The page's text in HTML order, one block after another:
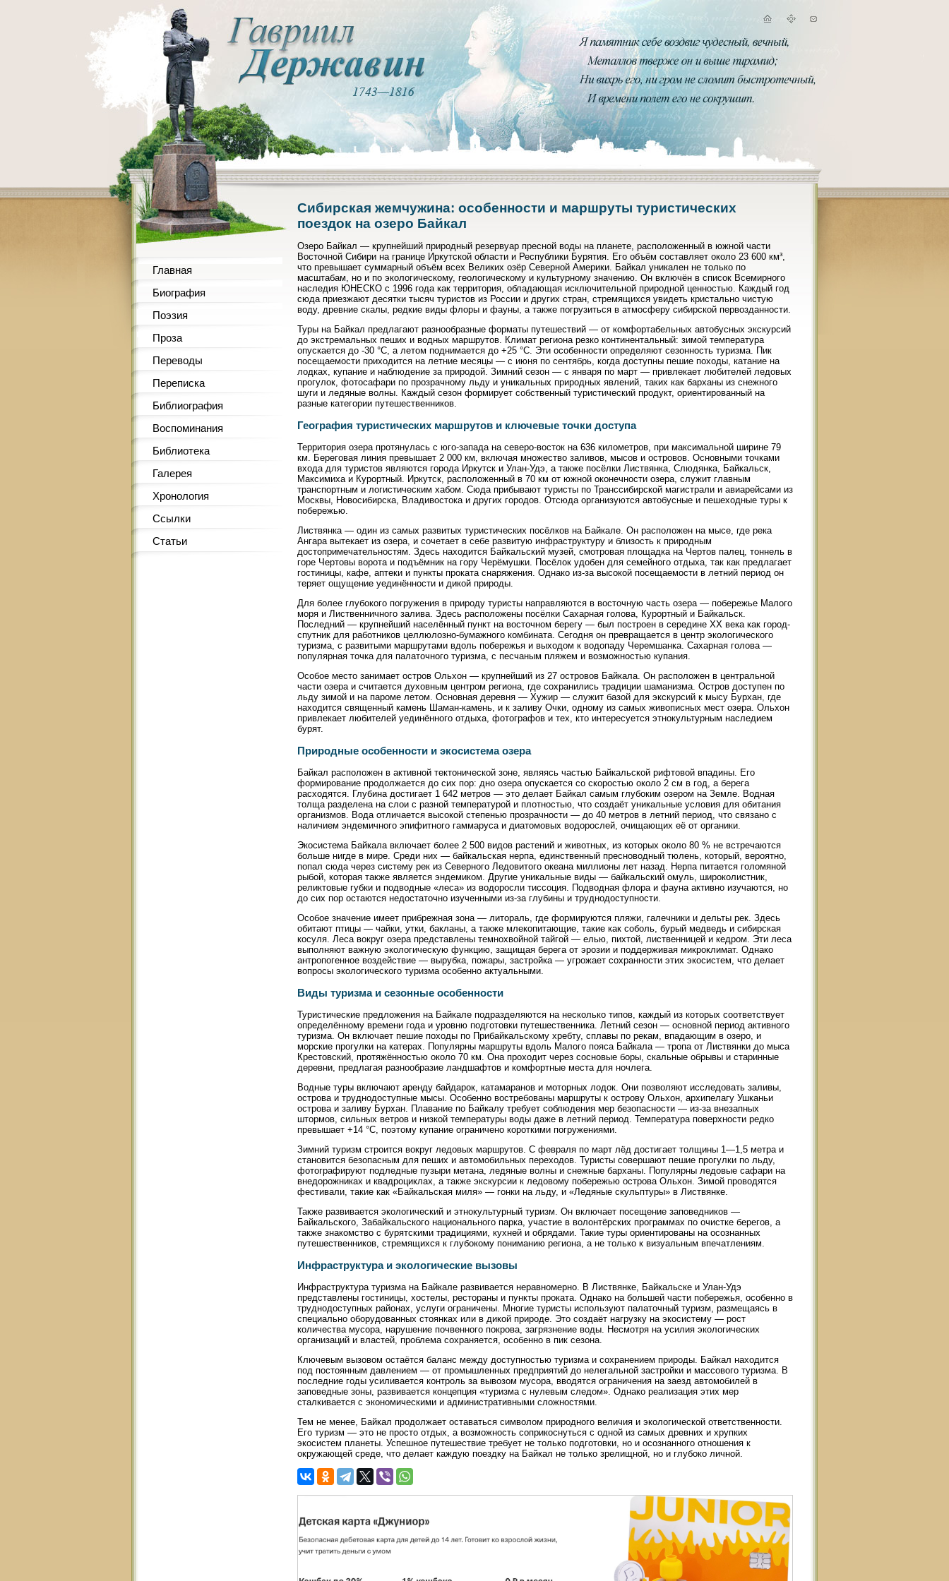
Главная
Биография
Поэзия
Проза
Переводы
Переписка
Библиография
Воспоминания
Библиотека
Галерея
Хронология
Ссылки
Статьи
Сибирская жемчужина: особенности и маршруты туристических
поездок на озеро Байкал
Озеро Байкал — крупнейший природный резервуар пресной воды на планете, расположенный в южной части
Восточной Сибири на границе Иркутской области и Республики Бурятия. Его объём составляет около 23 600 км³,
что превышает суммарный объём всех Великих озёр Северной Америки. Байкал уникален не только по
масштабам, но и по экологическому, геологическому и культурному значению. Он включён в список Всемирного
наследия ЮНЕСКО с 1996 года как территория, обладающая исключительной природной ценностью. Каждый год
сюда приезжают десятки тысяч туристов из России и других стран, стремящихся увидеть кристально чистую
воду, древние скалы, редкие виды флоры и фауны, а также погрузиться в атмосферу сибирской первозданности.
Туры на Байкал предлагают разнообразные форматы путешествий — от комфортабельных автобусных экскурсий
до экстремальных пеших и водных маршрутов. Климат региона резко континентальный: зимой температура
опускается до -30 °C, а летом поднимается до +25 °C. Эти особенности определяют сезонность туризма. Пик
посещаемости приходится на летние месяцы — с июня по сентябрь, когда доступны пешие походы, катание на
лодках, купание и наблюдение за природой. Зимний сезон — с января по март — привлекает любителей ледовых
прогулок, фотосафари по прозрачному льду и уникальных природных явлений, таких как барханы из снежного
шуги и ледяные волны. Каждый сезон формирует собственный туристический продукт, ориентированный на
разные категории путешественников.
География туристических маршрутов и ключевые точки доступа
Территория озера протянулась с юго-запада на северо-восток на 636 километров, при максимальной ширине 79
км. Береговая линия превышает 2 000 км, включая множество заливов, мысов и островов. Основными точками
входа для туристов являются города Иркутск и Улан-Удэ, а также посёлки Листвянка, Слюдянка, Байкальск,
Максимиха и Курортный. Иркутск, расположенный в 70 км от южной оконечности озера, служит главным
транспортным и логистическим хабом. Сюда прибывают туристы по Транссибирской магистрали и авиарейсами из
Москвы, Новосибирска, Владивостока и других городов. Отсюда организуются автобусные и пешеходные туры к
побережью.
Листвянка — один из самых развитых туристических посёлков на Байкале. Он расположен на мысе, где река
Ангара вытекает из озера, и сочетает в себе развитую инфраструктуру и близость к природным
достопримечательностям. Здесь находится Байкальский музей, смотровая площадка на Чертов палец, тоннель в
горе Чертовы ворота и подъёмник на гору Черёмушки. Посёлок удобен для семейного отдыха, так как предлагает
гостиницы, кафе, аптеки и пункты проката снаряжения. Однако из-за высокой посещаемости в летний период он
теряет ощущение уединённости и дикой природы.
Для более глубокого погружения в природу туристы направляются в восточную часть озера — побережье Малого
моря и Лиственничного залива. Здесь расположены посёлки Сахарная голова, Курортный и Байкальск.
Последний — крупнейший населённый пункт на восточном берегу — был построен в середине XX века как город-
спутник для работников целлюлозно-бумажного комбината. Сегодня он превращается в центр экологического
туризма, с развитыми маршрутами вдоль побережья и выходом к водопаду Черемшанка. Сахарная голова —
популярная точка для палаточного туризма, с песчаным пляжем и возможностью купания.
Особое место занимает остров Ольхон — крупнейший из 27 островов Байкала. Он расположен в центральной
части озера и считается духовным центром региона, где сохранились традиции шаманизма. Остров доступен по
льду зимой и на пароме летом. Основная деревня — Хужир — служит базой для экскурсий к мысу Бурхан, где
находится священный камень Шаман-камень, и к заливу Очки, одному из самых живописных мест озера. Ольхон
привлекает любителей уединённого отдыха, фотографов и тех, кто интересуется этнокультурным наследием
бурят.
Природные особенности и экосистема озера
Байкал расположен в активной тектонической зоне, являясь частью Байкальской рифтовой впадины. Его
формирование продолжается до сих пор: дно озера опускается со скоростью около 2 см в год, а берега
расходятся. Глубина достигает 1 642 метров — это делает Байкал самым глубоким озером на Земле. Водная
толща разделена на слои с разной температурой и плотностью, что создаёт уникальные условия для обитания
организмов. Вода отличается высокой степенью прозрачности — до 40 метров в летний период, что связано с
наличием эндемичного эпифитного гаммаруса и диатомовых водорослей, очищающих её от органики.
Экосистема Байкала включает более 2 500 видов растений и животных, из которых около 80 % не встречаются
больше нигде в мире. Среди них — байкальская нерпа, единственный пресноводный тюлень, который, вероятно,
попал сюда через систему рек из Северного Ледовитого океана миллионы лет назад. Нерпа питается голомяной
рыбой, которая также является эндемиком. Другие уникальные виды — байкальский омуль, широколистник,
реликтовые губки и подводные «леса» из водоросли тиссоция. Подводная флора и фауна активно изучаются, но
до сих пор остаются недостаточно изученными из-за глубины и труднодоступности.
Особое значение имеет прибрежная зона — литораль, где формируются пляжи, галечники и дельты рек. Здесь
обитают птицы — чайки, утки, бакланы, а также млекопитающие, такие как соболь, бурый медведь и сибирская
косуля. Леса вокруг озера представлены темнохвойной тайгой — елью, пихтой, лиственницей и кедром. Эти леса
выполняют важную экологическую функцию, защищая берега от эрозии и поддерживая микроклимат. Однако
антропогенное воздействие — вырубка, пожары, застройка — угрожает сохранности этих экосистем, что делает
вопросы экологического туризма особенно актуальными.
Виды туризма и сезонные особенности
Туристические предложения на Байкале подразделяются на несколько типов, каждый из которых соответствует
определённому времени года и уровню подготовки путешественника. Летний сезон — основной период активного
туризма. Он включает пешие походы по Прибайкальскому хребту, сплавы по рекам, впадающим в озеро, и
морские прогулки на катерах. Популярны маршруты вдоль Малого пояса Байкала — тропа от Листвянки до мыса
Крестовский, протяжённостью около 70 км. Она проходит через сосновые боры, скальные обрывы и старинные
деревни, предлагая разнообразие ландшафтов и комфортные места для ночлега.
Водные туры включают аренду байдарок, катамаранов и моторных лодок. Они позволяют исследовать заливы,
острова и труднодоступные мысы. Особенно востребованы маршруты к острову Ольхон, архипелагу Ушканьи
острова и заливу Бурхан. Плавание по Байкалу требует соблюдения мер безопасности — из-за внезапных
штормов, сильных ветров и низкой температуры воды даже в летний период. Температура поверхности редко
превышает +14 °C, поэтому купание ограничено короткими погружениями.
Зимний туризм строится вокруг ледовых маршрутов. С февраля по март лёд достигает толщины 1—1,5 метра и
становится безопасным для пеших и автомобильных переходов. Туристы совершают пешие прогулки по льду,
фотографируют подледные пузыри метана, ледяные волны и снежные барханы. Популярны ледовые сафари на
внедорожниках и квадроциклах, а также экскурсии к ледовому побережью острова Ольхон. Зимой проводятся
фестивали, такие как «Байкальская миля» — гонки на льду, и «Ледяные скульптуры» в Листвянке.
Также развивается экологический и этнокультурный туризм. Он включает посещение заповедников —
Байкальского, Забайкальского национального парка, участие в волонтёрских программах по очистке берегов, а
также знакомство с бурятскими традициями, кухней и обрядами. Такие туры ориентированы на осознанных
путешественников, стремящихся к глубокому пониманию региона, а не только к визуальным впечатлениям.
Инфраструктура и экологические вызовы
Инфраструктура туризма на Байкале развивается неравномерно. В Листвянке, Байкальске и Улан-Удэ
представлены гостиницы, хостелы, рестораны и пункты проката. Однако на большей части побережья, особенно в
труднодоступных районах, услуги ограничены. Многие туристы используют палаточный туризм, размещаясь в
специально оборудованных стоянках или в дикой природе. Это создаёт нагрузку на экосистему — рост
количества мусора, нарушение почвенного покрова, загрязнение воды. Несмотря на усилия экологических
организаций и властей, проблема сохраняется, особенно в пик сезона.
Ключевым вызовом остаётся баланс между доступностью туризма и сохранением природы. Байкал находится
под постоянным давлением — от промышленных предприятий до нелегальной застройки и массового туризма. В
последние годы усиливается контроль за вывозом мусора, вводятся ограничения на заезд автомобилей в
заповедные зоны, развивается концепция «туризма с нулевым следом». Однако реализация этих мер
сталкивается с экономическими и административными сложностями.
Тем не менее, Байкал продолжает оставаться символом природного величия и экологической ответственности.
Его туризм — это не просто отдых, а возможность соприкоснуться с одной из самых древних и хрупких
экосистем планеты. Успешное путешествие требует не только подготовки, но и осознанного отношения к
окружающей среде, что делает каждую поездку на Байкал не только зрелищной, но и глубоко личной.